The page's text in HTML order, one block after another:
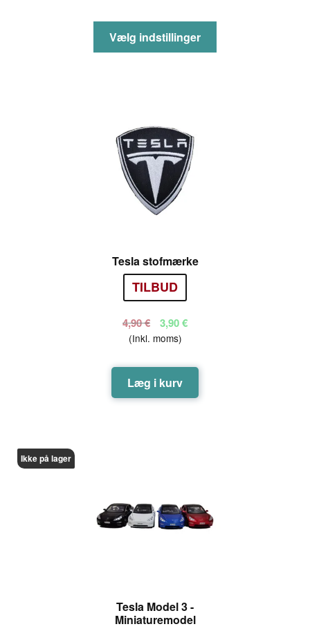
Vælg indstillinger
Tesla stofmærke
TILBUD
4,90€
Den
oprindelige
4,90 €.
3,90€Den
er:
(Inkl. moms)
Læg i kurv
Ikke på lager
Tesla Model 3 -
Miniaturemodel